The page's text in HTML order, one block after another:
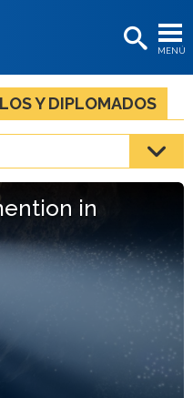
MENÚ
os
os
Y DIPLOMADOS
in